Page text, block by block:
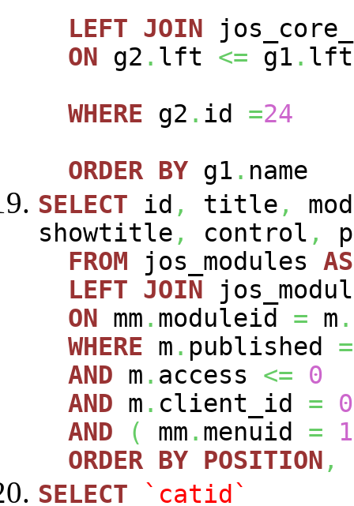
LEFT JOIN
ON g2 . lft <= g1 . lft
WHERE g2 . id =24
ORDER BY g1 . name
SELECT id , title ,
showtitle , control ,
FROM jos_modules AS
LEFT JOIN
ON mm . moduleid = m .
WHERE m . published =
AND m . access <=
0
AND m . client_id =
0
AND
( mm . menuid =
ORDER BY POSITION ,
SELECT
`catid`